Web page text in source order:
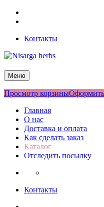
Перейти
Контакты
Nisarga herbs
Меню
Просмотр корзиныОформить
Главная
О нас
Доставка и оплата
Как сделать заказ
Каталог
Отследить посылку
Контакты